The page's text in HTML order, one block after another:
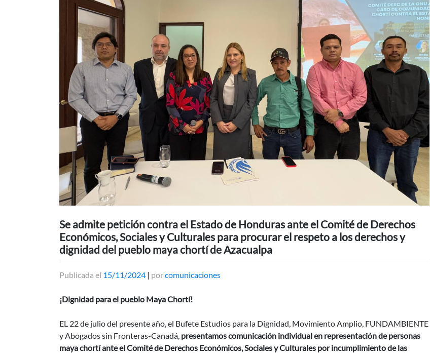
Se admite petición contra el Estado de Honduras ante el Comité de Derechos
Económicos, Sociales y Culturales para procurar el respeto a los derechos y
dignidad del pueblo maya chortí de Azacualpa
Publicada el 15/11/2024 | porcomunicaciones
¡Dignidad para el pueblo Maya Chortí!
EL 22 de julio del presente año, el Bufete Estudios para la Dignidad, Movimiento Amplio, FUNDAMBIENTE
y Abogados sin Fronteras-Canadá, presentamos comunicación individual en representación de personas
maya chortí ante el Comité de Derechos Económicos, Sociales y Culturales por incumplimiento de las